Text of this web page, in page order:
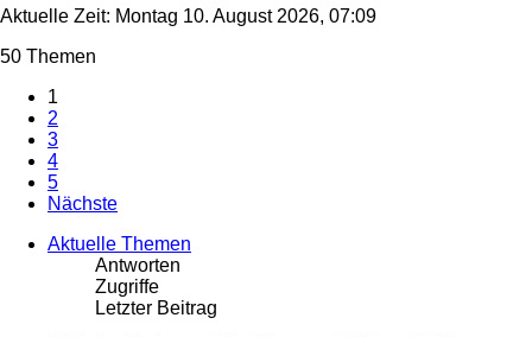
Aktuelle Zeit: Montag 10. August 2026, 07:09
50 Themen
1
2
3
4
5
Nächste
Aktuelle Themen
Antworten
Zugriffe
Letzter Beitrag